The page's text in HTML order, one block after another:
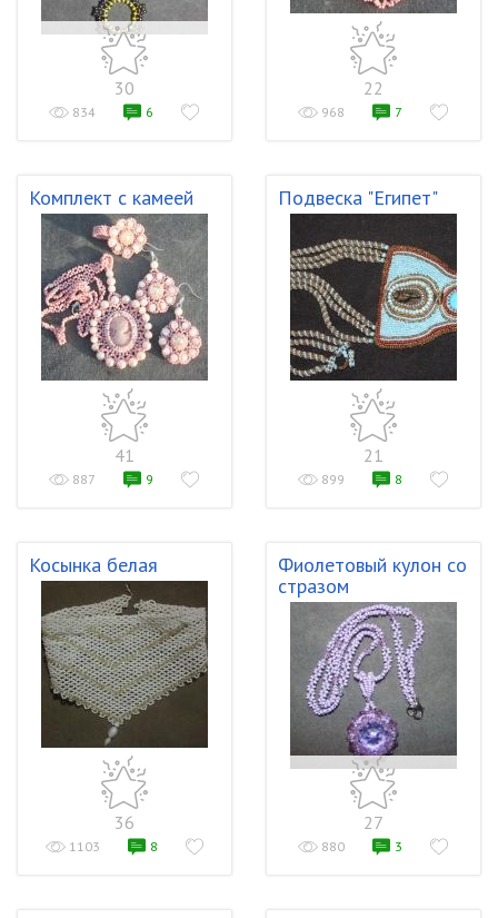
30
834 6
22
968 7
Комплект с камеей
41
887 9
Подвеска "Египет"
21
899 8
Косынка белая
36
1103 8
Фиолетовый кулон со
стразом
27
880 3